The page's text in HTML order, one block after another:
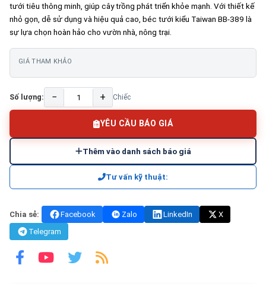
tưới tiêu thông minh, giúp cây trồng phát triển khỏe mạnh. Với thiết kế
nhỏ gọn, dễ sử dụng và hiệu quả cao, béc tưới kiểu Taiwan BB-389 là
sự lựa chọn hoàn hảo cho vườn nhà, nông trại.
GIÁ THAM KHẢO
Số lượng: − + Chiếc
YÊU CẦU BÁO GIÁ
Thêm vào danh sách báo giá
Tư vấn kỹ thuật:
Chia sẻ: Facebook Zalo LinkedIn
X
Telegram